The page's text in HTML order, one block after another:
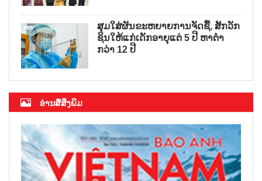
ສຸມໃສ່ຜັນຂະຫຍາຍການຈັດຊື້, ສັກວັກ
ຊິນໃຫ້ແກ່ເດັກອາຍຸແຕ່ 5 ປີ ຫາຕ່ຳ
ກວ່າ 12 ປີ
ອ່ານສື່ສິ່ງພິມ